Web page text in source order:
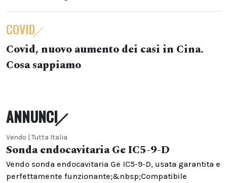
COVID
Covid, nuovo aumento dei casi in Cina.
Cosa sappiamo
ANNUNCI
Vendo | Tutta Italia
Sonda endocavitaria Ge IC5-9-D
Vendo sonda endocavitaria Ge IC5-9-D, usata garantita e
perfettamente funzionante;&nbsp;Compatibile